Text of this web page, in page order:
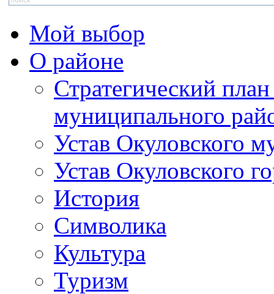
Мой выбор
О районе
Стратегический
муниципального
Устав Окуловского
Устав Окуловского
История
Символика
Культура
Туризм